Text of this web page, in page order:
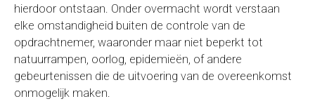
hierdoor ontstaan. Onder overmacht wordt verstaan
elke omstandigheid buiten de controle van de
opdrachtnemer, waaronder maar niet beperkt tot
natuurrampen, oorlog, epidemieën, of andere
gebeurtenissen die de uitvoering van de overeenkomst
onmogelijk maken.